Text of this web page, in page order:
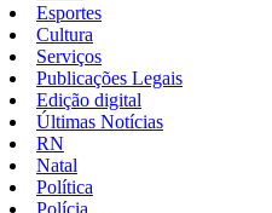
Esportes
Cultura
Serviços
Publicações Legais
Edição digital
Últimas Notícias
RN
Natal
Política
Polícia